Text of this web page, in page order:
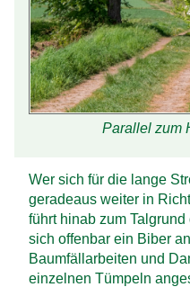
Parallel zum
Wer sich für die lange
geradeaus weiter in
führt hinab zum
sich offenbar ein Biber
Baumfäll­arbeiten und
einzelnen Tümpeln